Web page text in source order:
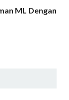
ML Dengan